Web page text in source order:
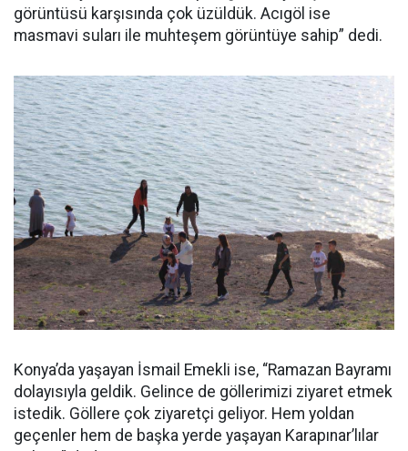
görüntüsü karşısında çok üzüldük. Acıgöl ise
masmavi suları ile muhteşem görüntüye sahip” dedi.
Konya’da yaşayan İsmail Emekli ise, “Ramazan Bayramı
dolayısıyla geldik. Gelince de göllerimizi ziyaret etmek
istedik. Göllere çok ziyaretçi geliyor. Hem yoldan
geçenler hem de başka yerde yaşayan Karapınar’lılar